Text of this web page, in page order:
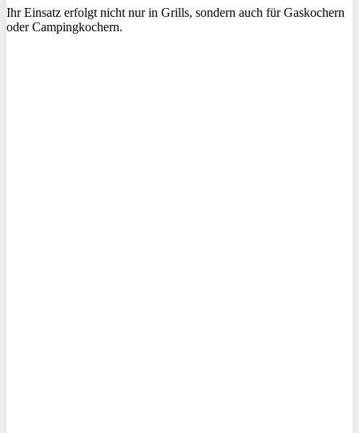
Ihr Einsatz erfolgt nicht nur in Grills, sondern auch für Gaskochern
oder Campingkochern.